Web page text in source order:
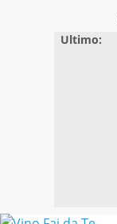
Ultimo: